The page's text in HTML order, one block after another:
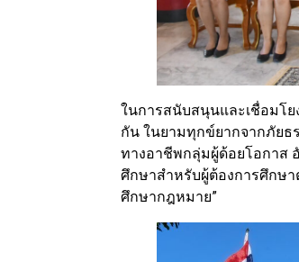
ในการสนับสนุนและเชื่อมโ
กัน ในยามทุกข์ยากจากภัยธ
ทางอาชีพกลุ่มผู้ด้อยโอกาส
ศึกษาสำหรับผู้ต้องการศึกษ
ศึกษากฎหมาย”